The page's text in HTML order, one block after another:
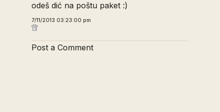
odeš dić na poštu paket :)
7/11/2013 03:23:00 pm
Post a Comment